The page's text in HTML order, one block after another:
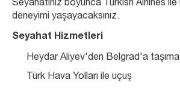
Seyahatiniz boyunca Turkish Airlines
deneyimi yaşayacaksınız.
Seyahat Hizmetleri
Heydar Aliyev'den Belgrad'a taşıma
Türk Hava Yolları ile uçuş